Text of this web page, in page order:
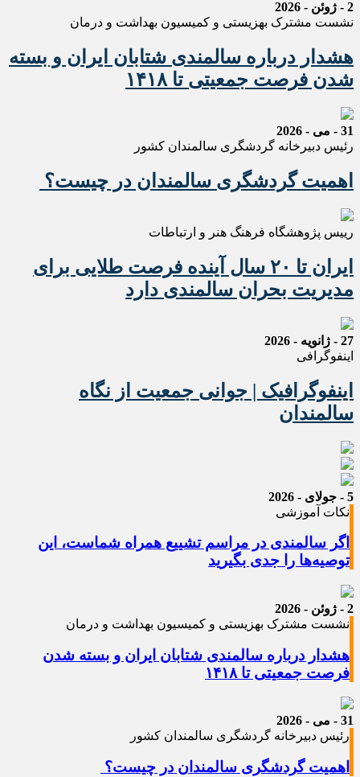
2 - ژوئن - 2026
نشست مشترک بهزیستی و کمیسیون بهداشت و درمان
هشدار درباره سالمندی شتابان ایران و بسته
شدن فرصت جمعیتی تا ۱۴۱۸
31 - می - 2026
رئیس دبیرخانه گردشگری سالمندان کشور
اهمیت گردشگری سالمندان در چیست؟
رییس پژوهشگاه فرهنگ هنر و ارتباطات
ایران تا ۲۰ سال آینده فرصت طلایی برای
مدیریت بحران سالمندی دارد
27 - ژانویه - 2026
اینفوگرافی
اینفوگرافیک | جوانی جمعیت از نگاه
سالمندان
5 - جولای - 2026
نکات آموزشی
اگر سالمندی در مراسم تشییع همراه شماست، این
توصیه‌ها را جدی بگیرید
2 - ژوئن - 2026
نشست مشترک بهزیستی و کمیسیون بهداشت و درمان
هشدار درباره سالمندی شتابان ایران و بسته شدن
فرصت جمعیتی تا ۱۴۱۸
31 - می - 2026
رئیس دبیرخانه گردشگری سالمندان کشور
اهمیت گردشگری سالمندان در چیست؟